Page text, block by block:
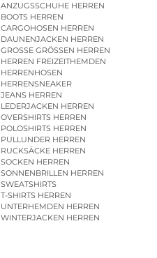
ANZUGSSCHUHE HERREN
BOOTS HERREN
CARGOHOSEN HERREN
DAUNENJACKEN HERREN
GROSSE GRÖSSEN HERREN
HERREN FREIZEITHEMDEN
HERRENHOSEN
HERRENSNEAKER
JEANS HERREN
LEDERJACKEN HERREN
OVERSHIRTS HERREN
POLOSHIRTS HERREN
PULLUNDER HERREN
RUCKSÄCKE HERREN
SOCKEN HERREN
SONNENBRILLEN HERREN
SWEATSHIRTS
T-SHIRTS HERREN
UNTERHEMDEN HERREN
WINTERJACKEN HERREN